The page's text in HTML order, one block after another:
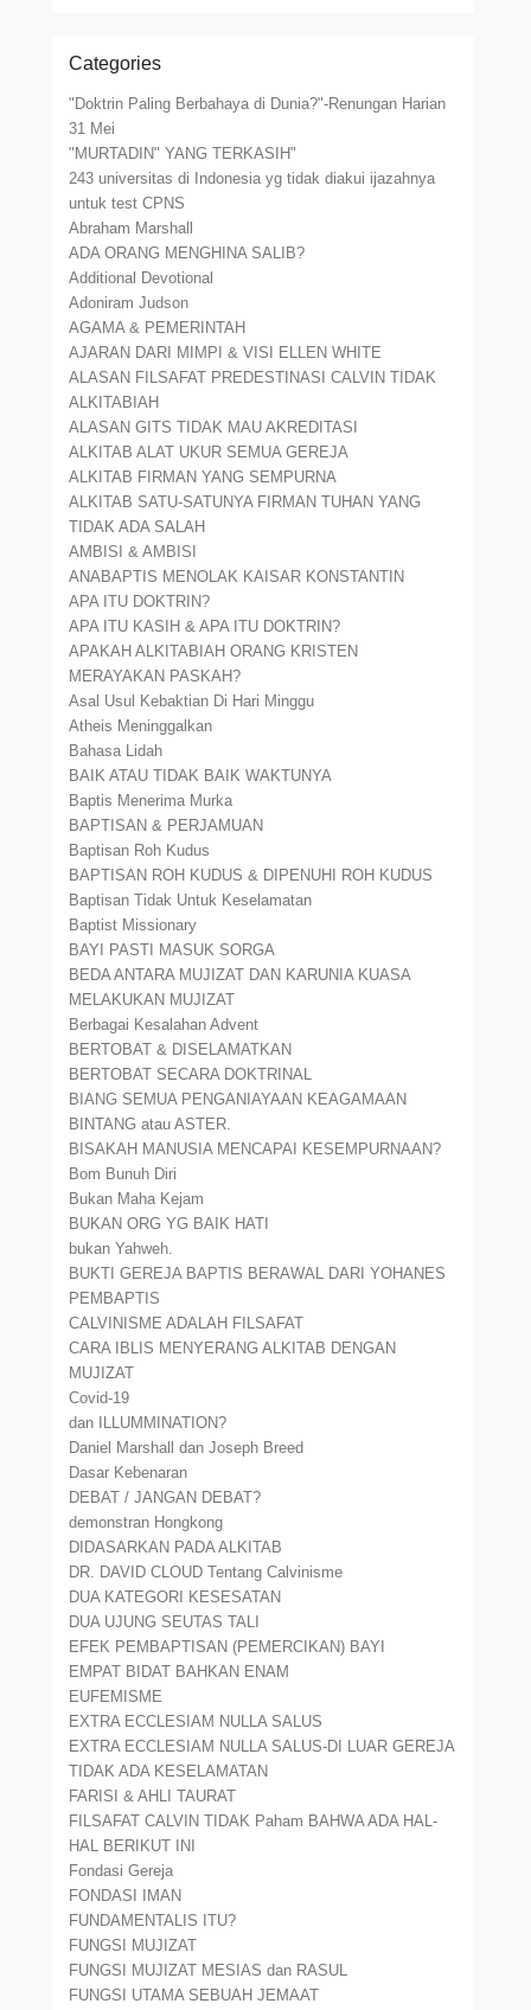
Categories
"Doktrin Paling Berbahaya di Dunia?"-Renungan Harian
31 Mei
"MURTADIN" YANG TERKASIH"
243 universitas di Indonesia yg tidak diakui ijazahnya
untuk test CPNS
Abraham Marshall
ADA ORANG MENGHINA SALIB?
Additional Devotional
Adoniram Judson
AGAMA & PEMERINTAH
AJARAN DARI MIMPI & VISI ELLEN WHITE
ALASAN FILSAFAT PREDESTINASI CALVIN TIDAK
ALKITABIAH
ALASAN GITS TIDAK MAU AKREDITASI
ALKITAB ALAT UKUR SEMUA GEREJA
ALKITAB FIRMAN YANG SEMPURNA
ALKITAB SATU-SATUNYA FIRMAN TUHAN YANG
TIDAK ADA SALAH
AMBISI & AMBISI
ANABAPTIS MENOLAK KAISAR KONSTANTIN
APA ITU DOKTRIN?
APA ITU KASIH & APA ITU DOKTRIN?
APAKAH ALKITABIAH ORANG KRISTEN
MERAYAKAN PASKAH?
Asal Usul Kebaktian Di Hari Minggu
Atheis Meninggalkan
Bahasa Lidah
BAIK ATAU TIDAK BAIK WAKTUNYA
Baptis Menerima Murka
BAPTISAN & PERJAMUAN
Baptisan Roh Kudus
BAPTISAN ROH KUDUS & DIPENUHI ROH KUDUS
Baptisan Tidak Untuk Keselamatan
Baptist Missionary
BAYI PASTI MASUK SORGA
BEDA ANTARA MUJIZAT DAN KARUNIA KUASA
MELAKUKAN MUJIZAT
Berbagai Kesalahan Advent
BERTOBAT & DISELAMATKAN
BERTOBAT SECARA DOKTRINAL
BIANG SEMUA PENGANIAYAAN KEAGAMAAN
BINTANG atau ASTER.
BISAKAH MANUSIA MENCAPAI KESEMPURNAAN?
Bom Bunuh Diri
Bukan Maha Kejam
BUKAN ORG YG BAIK HATI
bukan Yahweh.
BUKTI GEREJA BAPTIS BERAWAL DARI YOHANES
PEMBAPTIS
CALVINISME ADALAH FILSAFAT
CARA IBLIS MENYERANG ALKITAB DENGAN
MUJIZAT
Covid-19
dan ILLUMMINATION?
Daniel Marshall dan Joseph Breed
Dasar Kebenaran
DEBAT / JANGAN DEBAT?
demonstran Hongkong
DIDASARKAN PADA ALKITAB
DR. DAVID CLOUD Tentang Calvinisme
DUA KATEGORI KESESATAN
DUA UJUNG SEUTAS TALI
EFEK PEMBAPTISAN (PEMERCIKAN) BAYI
EMPAT BIDAT BAHKAN ENAM
EUFEMISME
EXTRA ECCLESIAM NULLA SALUS
EXTRA ECCLESIAM NULLA SALUS-DI LUAR GEREJA
TIDAK ADA KESELAMATAN
FARISI & AHLI TAURAT
FILSAFAT CALVIN TIDAK Paham BAHWA ADA HAL-
HAL BERIKUT INI
Fondasi Gereja
FONDASI IMAN
FUNDAMENTALIS ITU?
FUNGSI MUJIZAT
FUNGSI MUJIZAT MESIAS dan RASUL
FUNGSI UTAMA SEBUAH JEMAAT